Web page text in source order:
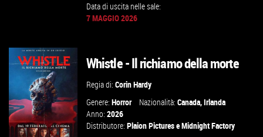
Data di uscita nelle sale:
7 MAGGIO 2026
Whistle - Il richiamo della morte
Regia di:Corin Hardy
Genere:Horror Nazionalità:Canada,Irlanda
Anno:2026
Distributore:Plaion PictureseMidnight Factory